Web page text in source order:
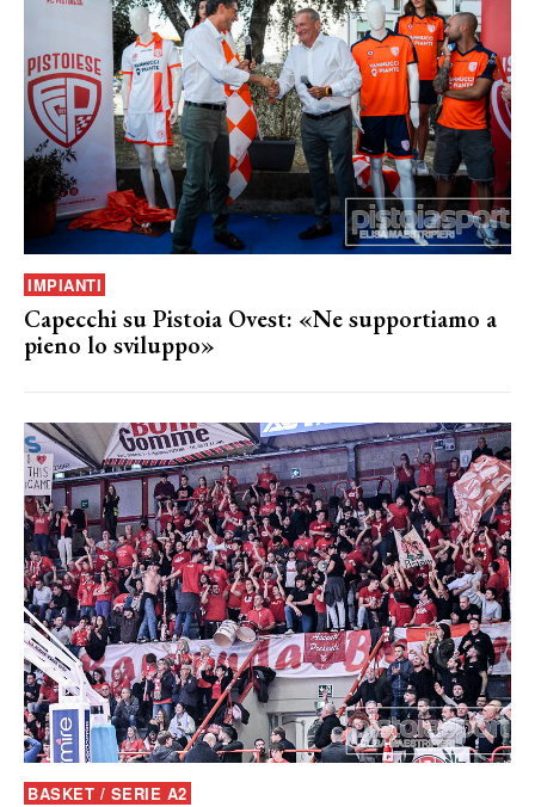
IMPIANTI
Capecchi su Pistoia Ovest: «Ne supportiamo a
pieno lo sviluppo»
BASKET / SERIE A2